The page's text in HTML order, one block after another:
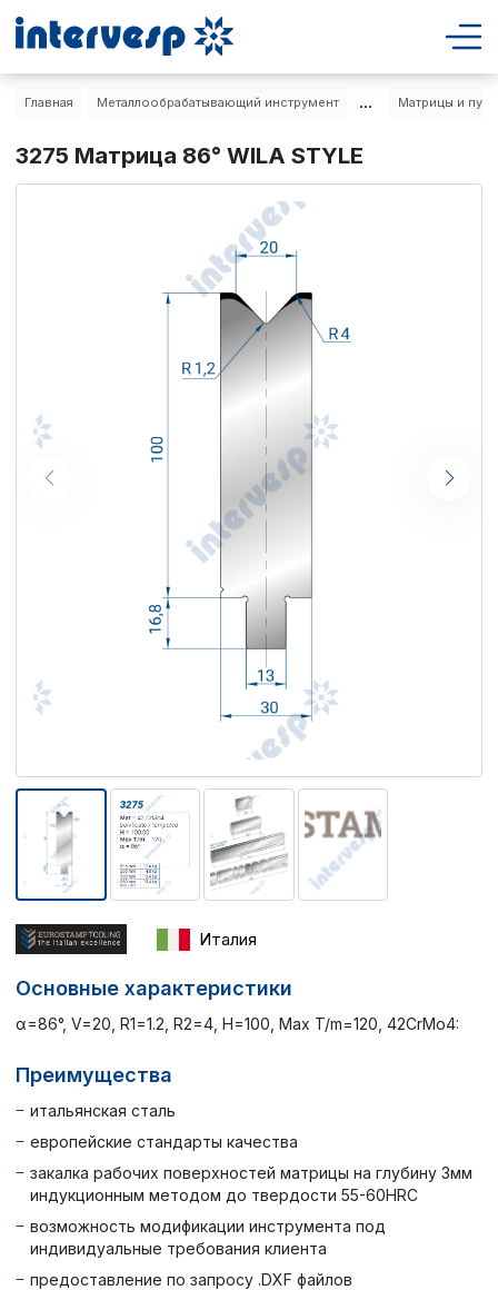
Главная Металлообрабатывающий инструмент ... Матрицы и
3275 Матрица 86° WILA STYLE
Италия
Основные характеристики
α=86°, V=20, R1=1.2, R2=4, H=100, Max T/m=120, 42CrMo4:
Преимущества
итальянская сталь
европейские стандарты качества
закалка рабочих поверхностей матрицы на глубину 3мм
индукционным методом до твердости 55-60HRC
возможность модификации инструмента под
индивидуальные требования клиента
предоставление по запросу .DXF файлов